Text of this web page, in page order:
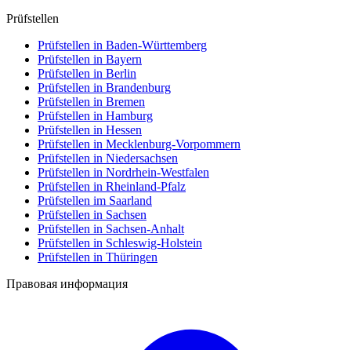
Prüfstellen
Prüfstellen in Baden-Württemberg
Prüfstellen in Bayern
Prüfstellen in Berlin
Prüfstellen in Brandenburg
Prüfstellen in Bremen
Prüfstellen in Hamburg
Prüfstellen in Hessen
Prüfstellen in Mecklenburg-Vorpommern
Prüfstellen in Niedersachsen
Prüfstellen in Nordrhein-Westfalen
Prüfstellen in Rheinland-Pfalz
Prüfstellen im Saarland
Prüfstellen in Sachsen
Prüfstellen in Sachsen-Anhalt
Prüfstellen in Schleswig-Holstein
Prüfstellen in Thüringen
Правовая информация